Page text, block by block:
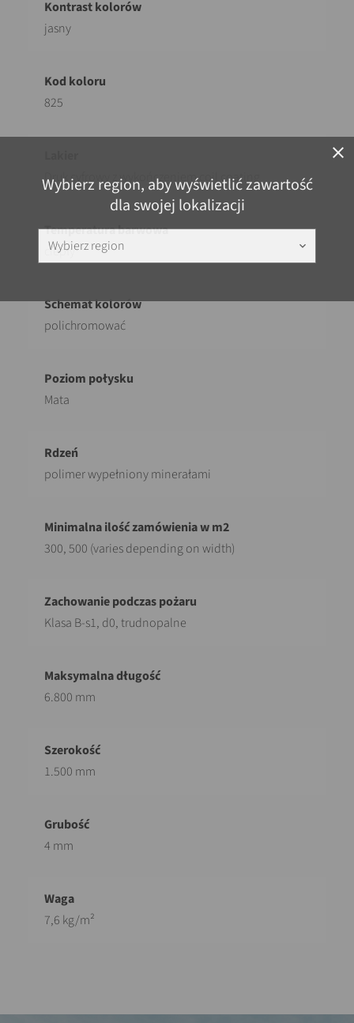
close
Wybierz region, aby wyświetlić zawartość
dla swojej lokalizacji
Wybierz region keyboard_arrow_down
jasny
825
Druk cyfrowy z wykończeniem coil coating
ciepły
polichromować
Mata
polimer wypełniony minerałami
300, 500 (varies depending on width)
Klasa B-s1, d0, trudnopalne
6.800 mm
1.500 mm
4 mm
7,6 kg/m²